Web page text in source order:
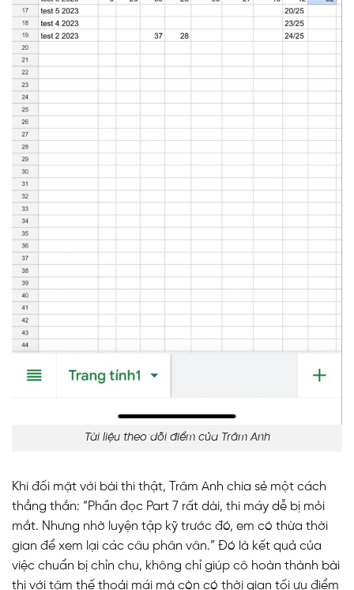
Tài liệu theo dõi điểm của Trâm Anh
Khi đối mặt với bài thi thật, Trâm Anh chia sẻ một cách
thẳng thắn: “Phần đọc Part 7 rất dài, thi máy dễ bị mỏi
mắt. Nhưng nhờ luyện tập kỹ trước đó, em có thừa thời
gian để xem lại các câu phân vân.” Đó là kết quả của
việc chuẩn bị chỉn chu, không chỉ giúp cô hoàn thành bài
thi với tâm thế thoải mái mà còn có thời gian tối ưu điểm